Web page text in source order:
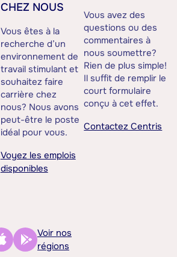
CHEZ NOUS
Vous êtes à la
recherche d’un
environnement de
travail stimulant et
souhaitez faire
carrière chez
nous? Nous avons
peut-être le poste
idéal pour vous.
Voyez les emplois
disponibles
Vous avez des
questions ou des
commentaires à
nous soumettre?
Rien de plus simple!
Il suffit de remplir le
court formulaire
conçu à cet effet.
Contactez Centris
Voir nos
régions